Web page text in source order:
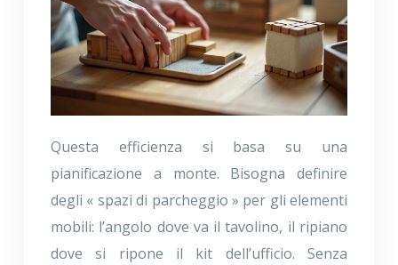
Questa efficienza si basa su una
pianificazione a monte. Bisogna definire
degli « spazi di parcheggio » per gli elementi
mobili: l’angolo dove va il tavolino, il ripiano
dove si ripone il kit dell’ufficio. Senza